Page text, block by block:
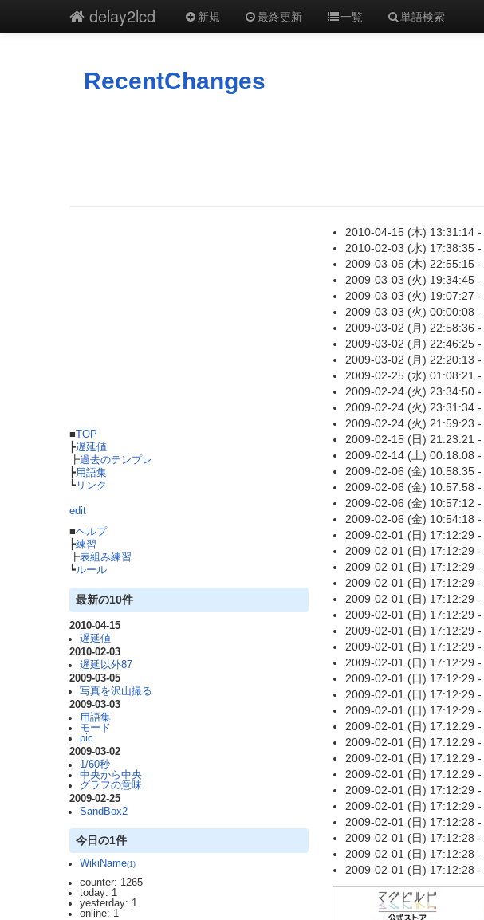
delay2lcd 新規 最終更新 一覧 単語検索
RecentChanges
■ TOP
┣遅延値
┣過去のテンプレ
┣用語集
┗ リンク
edit
■ヘルプ
┣練習
┣表組み練習
┗ルール
最新の10件
2010-04-15
遅延値
2010-02-03
遅延以外87
2009-03-05
写真を沢山撮る
2009-03-03
用語集
モード
pic
2009-03-02
1/60秒
中央から中央
グラフの意味
2009-02-25
SandBox2
今日の1件
WikiName(1)
counter: 1265
today: 1
yesterday: 1
online: 1
2010-04-15 (木) 13:31:14 -
2010-02-03 (水) 17:38:35 -
2009-03-05 (木) 22:55:15 -
2009-03-03 (火) 19:34:45 -
2009-03-03 (火) 19:07:27 -
2009-03-03 (火) 00:00:08 -
2009-03-02 (月) 22:58:36 -
2009-03-02 (月) 22:46:25 -
2009-03-02 (月) 22:20:13 -
2009-02-25 (水) 01:08:21 -
2009-02-24 (火) 23:34:50 -
2009-02-24 (火) 23:31:34 -
2009-02-24 (火) 21:59:23 -
2009-02-15 (日) 21:23:21 -
2009-02-14 (土) 00:18:08 -
2009-02-06 (金) 10:58:35 -
2009-02-06 (金) 10:57:58 -
2009-02-06 (金) 10:57:12 -
2009-02-06 (金) 10:54:18 -
2009-02-01 (日) 17:12:29 -
2009-02-01 (日) 17:12:29 -
2009-02-01 (日) 17:12:29 -
2009-02-01 (日) 17:12:29 -
2009-02-01 (日) 17:12:29 -
2009-02-01 (日) 17:12:29 -
2009-02-01 (日) 17:12:29 -
2009-02-01 (日) 17:12:29 -
2009-02-01 (日) 17:12:29 -
2009-02-01 (日) 17:12:29 -
2009-02-01 (日) 17:12:29 -
2009-02-01 (日) 17:12:29 -
2009-02-01 (日) 17:12:29 -
2009-02-01 (日) 17:12:29 -
2009-02-01 (日) 17:12:29 -
2009-02-01 (日) 17:12:29 -
2009-02-01 (日) 17:12:29 -
2009-02-01 (日) 17:12:29 -
2009-02-01 (日) 17:12:28 -
2009-02-01 (日) 17:12:28 -
2009-02-01 (日) 17:12:28 -
2009-02-01 (日) 17:12:28 -